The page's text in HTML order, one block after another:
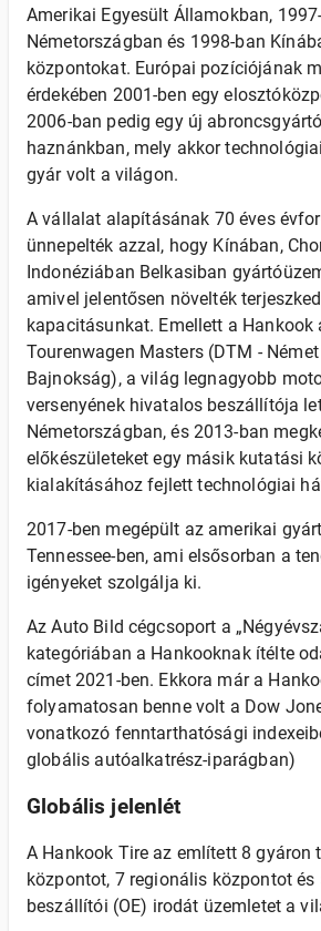
Amerikai Egyesült Államokban,
Németországban és 1998-ban
központokat. Európai pozíciójának
érdekében 2001-ben egy
2006-ban pedig egy új
haznánkban, mely akkor
gyár volt a világon.
A vállalat alapításának 70 éves
ünnepelték azzal, hogy Kínában,
Indonéziában Belkasiban
amivel jelentősen növelték
kapacitásunkat. Emellett a Hankook
Tourenwagen Masters (DTM -
Bajnokság), a világ legnagyobb
versenyének hivatalos beszállítója
Németországban, és 2013-ban
előkészületeket egy másik kutatási
kialakításához fejlett technológiai
2017-ben megépült az amerikai
Tennessee-ben, ami elsősorban a
igényeket szolgálja ki.
Az Auto Bild cégcsoport a
kategóriában a Hankooknak ítélte
címet 2021-ben. Ekkora már a
folyamatosan benne volt a Dow
vonatkozó fenntarthatósági
globális autóalkatrész-iparágban)
Globális jelenlét
A Hankook Tire az említett 8 gyáron
központot, 7 regionális központot és
beszállítói (OE) irodát üzemletet a